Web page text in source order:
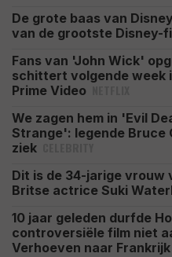
De grote baas van
van de grootste Disney-
Fans van 'John Wick'
schittert volgende week
Prime Video
We zagen hem in 'Evil
Strange': legende Bruce
ziek
Dit is de 34-jarige vrouw
Britse actrice Suki
10 jaar geleden durfde
controversiële film niet
Verhoeven naar Frankrijk